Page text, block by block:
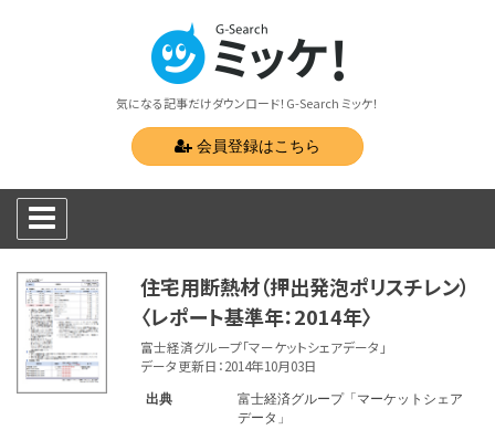
気になる記事だけダウンロード！G-Search ミッケ！
会員登録はこちら
住宅用断熱材（押出発泡ポリスチレン）
〈レポート基準年：2014年〉
富士経済グループ「マーケットシェアデータ」
データ更新日：2014年10月03日
出典
富士経済グループ「マーケットシェア
データ」